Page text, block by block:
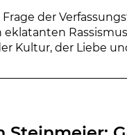
der
Kultur, der Liebe